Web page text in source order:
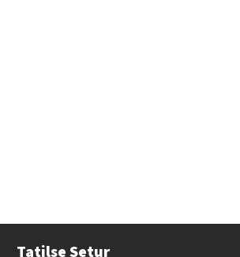
Tatilse Setur